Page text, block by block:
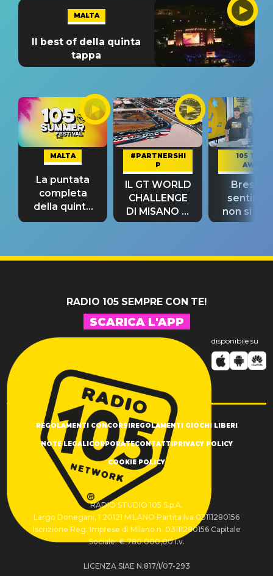
MALTA
Il best of della quinta
tappa
MALTA
La puntata
completa
della quinta
tappa
#PARTNERSHI
P
IL GT WORLD
CHALLENGE
DI MISANO si
riconferma
105 TAKE
AWAY
Bresh:
non si
fino alla
RADIO 105 SEMPRE CON TE!
SCARICA L'APP
disponibile su
REGOLAMENTI CONCORSI REGOLAMENTI GIOCHI LIBERI
NOTE LEGALI CORPORATECONTATTI PRIVACY POLICY
COOKIE POLICY
RADIO STUDIO 105 S.p.A.
Largo Donegani, 1 20121 MILANO Partita Iva 03111280156
Iscrizione Reg. Imprese di Milano n. 03111280156 Capitale
Sociale: € 780.000,00 i.v.
LICENZA SIAE N.817/I/07-293